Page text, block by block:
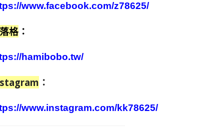
www.facebook.com/z78625/
格 ：
hamibobo.tw/
：
www.instagram.com/kk78625/